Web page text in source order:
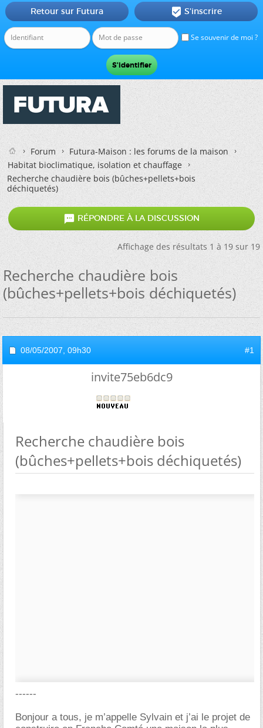
Se souvenir de moi ?
Retour sur Futura  S'inscrire
Forum
Futura-Maison : les forums de la maison
Habitat bioclimatique, isolation et chauffage
Recherche chaudière bois (bûches+pellets+bois
déchiquetés)
 RÉPONDRE À LA DISCUSSION
Affichage des résultats 1 à 19 sur 19
Recherche chaudière bois
(bûches+pellets+bois déchiquetés)
08/05/2007, 09h30 #1
invite75eb6dc9
Recherche chaudière bois
(bûches+pellets+bois déchiquetés)
------
Bonjour a tous, je m’appelle Sylvain et j’ai le projet de